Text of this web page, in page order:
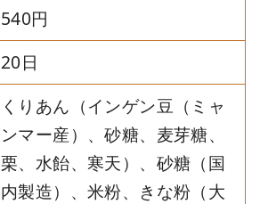
540円
20日
くりあん（インゲン豆（ミャ
ンマー産）、砂糖、麦芽糖、
栗、水飴、寒天）、砂糖（国
内製造）、米粉、きな粉（大